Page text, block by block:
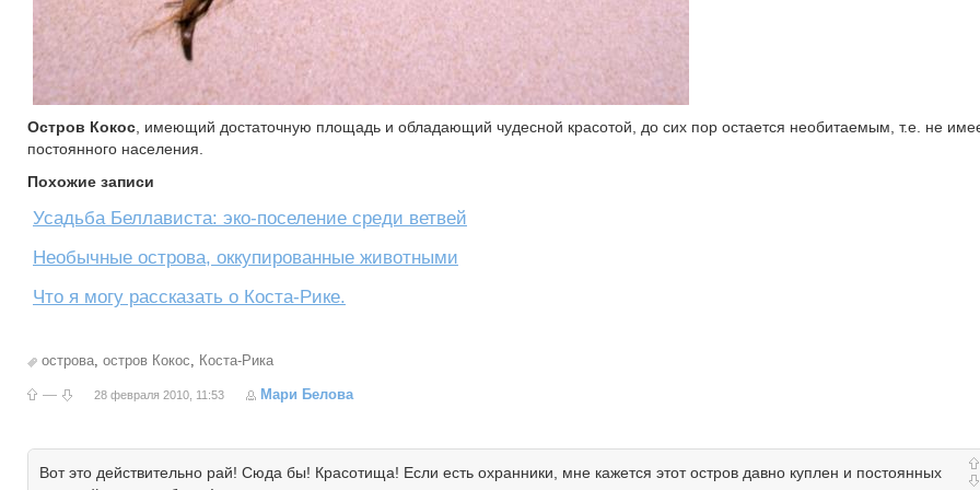
Остров Кокос , имеющий достаточную площадь и обладающий чудесной красотой, до сих пор остается необитаемым, т.е. не
постоянного населения.
Похожие записи
Усадьба Беллависта: эко-поселение среди ветвей
Необычные острова, оккупированные животными
Что я могу рассказать о Коста-Рике.
острова, остров Кокос, Коста-Рика
— 28 февраля 2010, 11:53 Мари Белова
Вот это действительно рай! Сюда бы! Красотища! Если есть охранники, мне кажется этот остров давно куплен и постоянных